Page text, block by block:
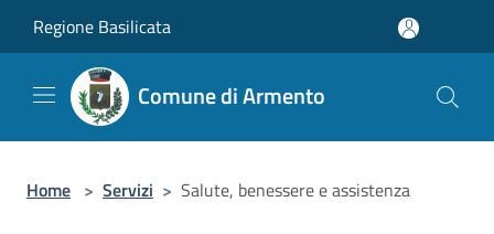
Regione Basilicata
Comune di Armento
Home > Servizi > Salute, benessere e assistenza